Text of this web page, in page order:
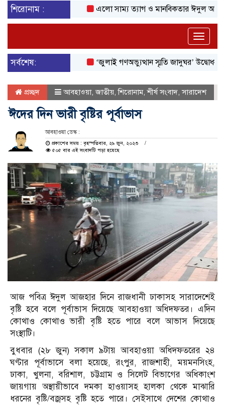
শিরোনাম : এলো সাম্য ত্যাগ ও মানবিকতার ঈদুল আজহা
Toggle
সর্বশেষ:
‘জুলাই গণঅভ্যুত্থান স্মৃতি জাদুঘর’ উদ্বোধন করলেন
প্রচ্ছদ আবহাওয়া,জাতীয়,শিরোনাম,শীর্ষ সংবাদ,সারাদেশ
ঈদের দিন ভারী বৃষ্টির পূর্বাভাস
আবহাওয়া ডেস্ক :
প্রকাশের সময় : বৃহস্পতিবার, ২৯ জুন, ২০২৩
৫০৫ বার এই সংবাদটি পড়া হয়েছে
আজ পবিত্র ঈদুল আজহার দিনে রাজধানী ঢাকাসহ সারাদেশেই
বৃষ্টি হবে বলে পূর্বাভাস দিয়েছে আবহাওয়া অধিদফতর। এদিন
কোথাও কোথাও ভারী বৃষ্টি হতে পারে বলে আভাস দিয়েছে
সংস্থাটি।
বুধবার (২৮ জুন) সকাল ৯টায় আবহাওয়া অধিদফতরের ২৪
ঘণ্টার পূর্বাভাসে বলা হয়েছে, রংপুর, রাজশাহী, ময়মনসিংহ,
ঢাকা, খুলনা, বরিশাল, চট্টগ্রাম ও সিলেট বিভাগের অধিকাংশ
জায়গায় অস্থায়ীভাবে দমকা হাওয়াসহ হালকা থেকে মাঝারি
ধরনের বৃষ্টি/বজ্রসহ বৃষ্টি হতে পারে। সেইসাথে দেশের কোথাও